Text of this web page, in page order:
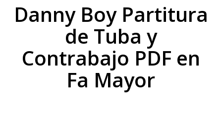
Danny Boy Partitura
de Tuba y
Contrabajo PDF en
Fa Mayor